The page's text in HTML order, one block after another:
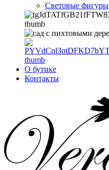
Световые фигуры
О бутике
Контакты